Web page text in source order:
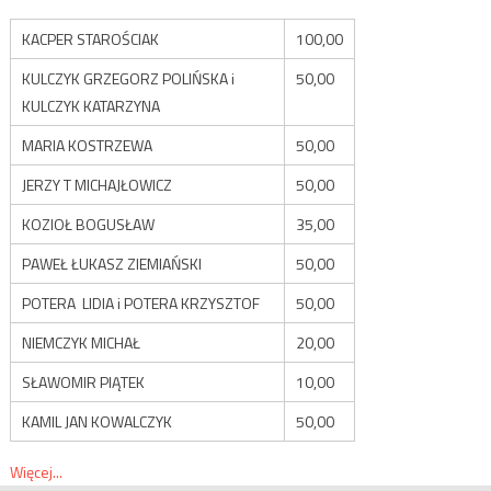
KACPER STAROŚCIAK
100,00
KULCZYK GRZEGORZ POLIŃSKA i
KULCZYK KATARZYNA
50,00
MARIA KOSTRZEWA
50,00
JERZY T MICHAJŁOWICZ
50,00
KOZIOŁ BOGUSŁAW
35,00
PAWEŁ ŁUKASZ ZIEMIAŃSKI
50,00
POTERA LIDIA i POTERA KRZYSZTOF
50,00
NIEMCZYK MICHAŁ
20,00
SŁAWOMIR PIĄTEK
10,00
KAMIL JAN KOWALCZYK
50,00
Więcej...